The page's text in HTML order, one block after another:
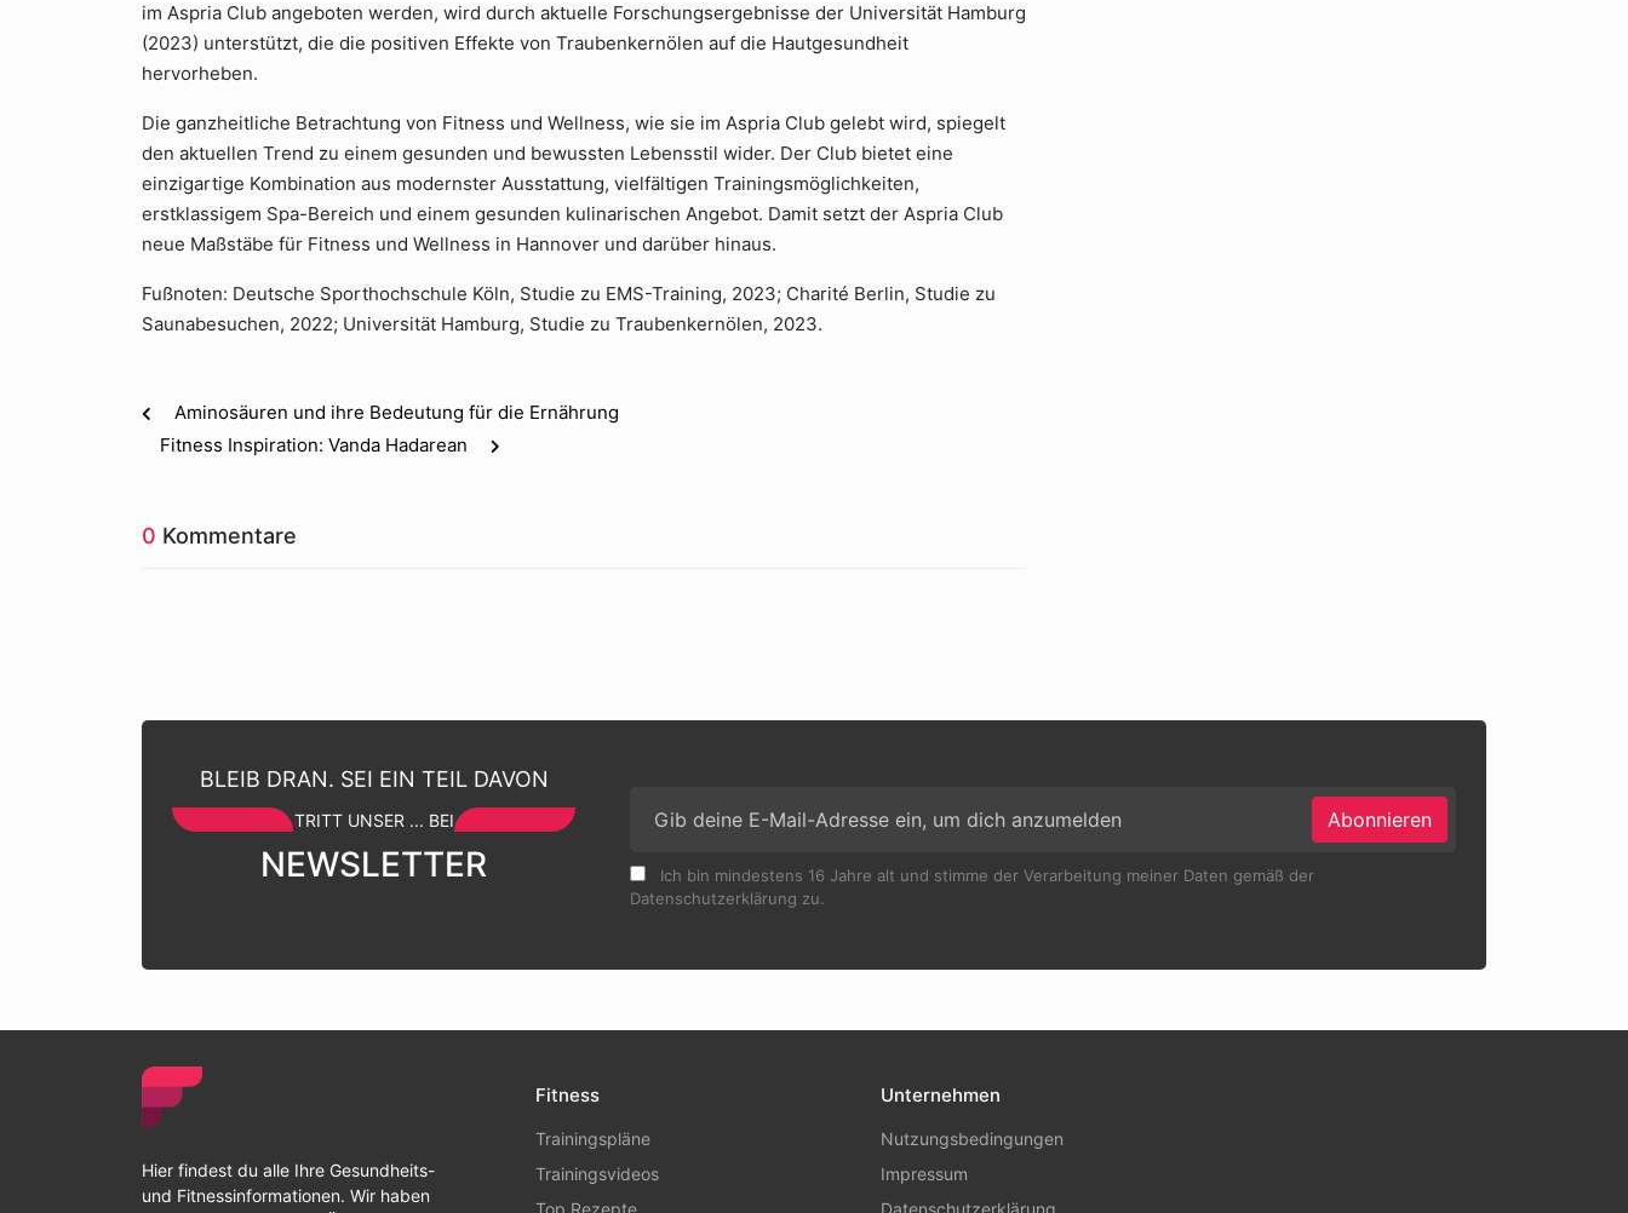
im Aspria Club angeboten werden, wird durch aktuelle Forschungsergebnisse der Universität Hamburg
(2023) unterstützt, die die positiven Effekte von Traubenkernölen auf die Hautgesundheit
hervorheben.
Die ganzheitliche Betrachtung von Fitness und Wellness, wie sie im Aspria Club gelebt wird, spiegelt
den aktuellen Trend zu einem gesunden und bewussten Lebensstil wider. Der Club bietet eine
einzigartige Kombination aus modernster Ausstattung, vielfältigen Trainingsmöglichkeiten,
erstklassigem Spa-Bereich und einem gesunden kulinarischen Angebot. Damit setzt der Aspria Club
neue Maßstäbe für Fitness und Wellness in Hannover und darüber hinaus.
Fußnoten: Deutsche Sporthochschule Köln, Studie zu EMS-Training, 2023; Charité Berlin, Studie zu
Saunabesuchen, 2022; Universität Hamburg, Studie zu Traubenkernölen, 2023.
Aminosäuren und ihre Bedeutung für die Ernährung
Fitness Inspiration: Vanda Hadarean
0 Kommentare
BLEIB DRAN. SEI EIN TEIL DAVON
TRITT UNSER ... BEI
NEWSLETTER
Abonnieren
Ich bin mindestens 16 Jahre alt und stimme der Verarbeitung meiner Daten gemäß der
Datenschutzerklärung zu.
Hier findest du alle Ihre Gesundheits-
und Fitnessinformationen. Wir haben
Fitness
Trainingspläne
Trainingsvideos
Top Rezepte
Unternehmen
Nutzungsbedingungen
Impressum
Datenschutzerklärung